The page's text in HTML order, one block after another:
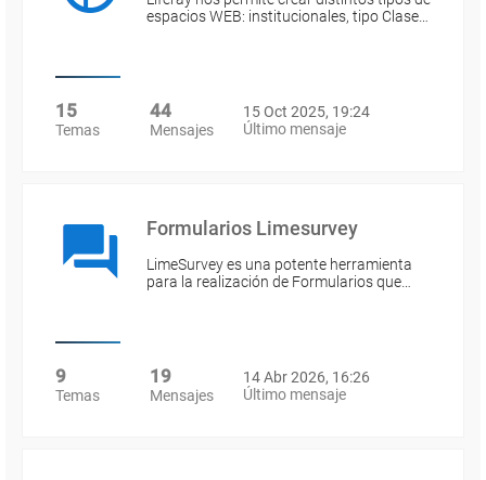
espacios WEB: institucionales, tipo Clase…
15
Temas
44
Mensajes
15 Oct 2025, 19:24
Último mensaje
Formularios Limesurvey
LimeSurvey es una potente herramienta
para la realización de Formularios que…
9
Temas
19
Mensajes
14 Abr 2026, 16:26
Último mensaje